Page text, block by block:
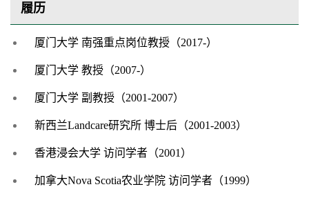
履历
厦门大学 南强重点岗位教授（2017-）
厦门大学 教授（2007-）
厦门大学 副教授（2001-2007）
新西兰Landcare研究所 博士后（2001-2003）
香港浸会大学 访问学者（2001）
加拿大Nova Scotia农业学院 访问学者（1999）